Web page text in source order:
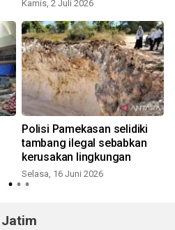
Kamis, 2 Juli 2026
Polisi Pamekasan selidiki
tambang ilegal sebabkan
kerusakan lingkungan
Selasa, 16 Juni 2026